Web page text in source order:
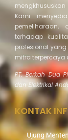
Kami
terhadap
profesional
mitra terpercaya
PT. Berkah Dua
dan Elektrikal
KONTAK
Ujung